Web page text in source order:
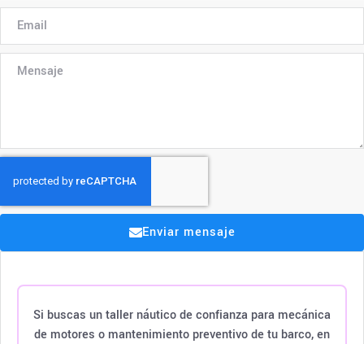
Enviar mensaje
Si buscas un taller náutico de confianza para mecánica
de motores o mantenimiento preventivo de tu barco, en